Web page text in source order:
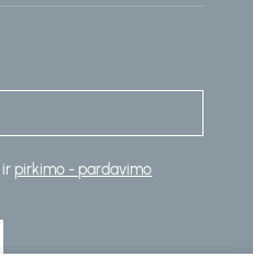
ir pirkimo - pardavimo